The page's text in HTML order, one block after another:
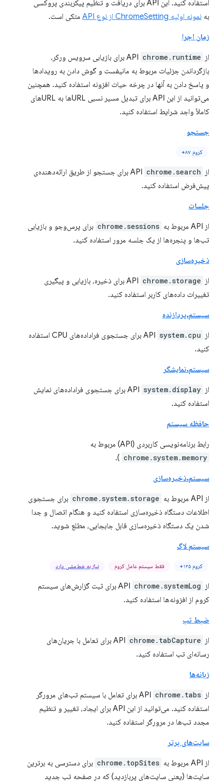
استفاده کنید. این API برای دریافت و تنظیم پیکربندی پروکسی
به نمونه اولیه ChromeSetting از نوع API متکی است.
زمان اجرا
از API chrome.runtime
برای بازیابی سرویس ورکر،
بازگرداندن جزئیات مربوط به مانیفست و گوش دادن به رویدادها
و پاسخ دادن به آنها در چرخه حیات افزونه استفاده کنید. همچنین
می‌توانید از این API برای تبدیل مسیر نسبی URLها به URLهای
کاملاً واجد شرایط استفاده کنید.
جستجو
کروم ۸۷+
از API chrome.search
برای جستجو از طریق ارائه‌دهنده‌ی
پیش‌فرض استفاده کنید.
جلسات
از API مربوط به chrome.sessions برای پرس‌وجو و بازیابی
تب‌ها و پنجره‌ها از یک جلسه مرور استفاده کنید.
ذخیره‌سازی
از API chrome.storage
برای ذخیره، بازیابی و پیگیری
تغییرات داده‌های کاربر استفاده کنید.
سیستم.پردازنده
از API system.cpu
برای جستجوی فراداده‌های CPU استفاده
کنید.
سیستم.نمایشگر
از API system.display
برای جستجوی فراداده‌های نمایش
استفاده کنید.
حافظه سیستم
رابط برنامه‌نویسی کاربردی (API) مربوط به
chrome.system.memory
).
سیستم.ذخیره‌سازی
از API مربوط به chrome.system.storage برای جستجوی
اطلاعات دستگاه ذخیره‌سازی استفاده کنید و هنگام اتصال و جدا
شدن یک دستگاه ذخیره‌سازی قابل جابجایی، مطلع شوید.
سیستم لاگ
کروم ۱۲۵+ فقط سیستم عامل کروم نیاز به خط‌مشی دارد
از API chrome.systemLog
برای ثبت گزارش‌های سیستم
کروم از افزونه‌ها استفاده کنید.
ضبط تب
از API chrome.tabCapture
برای تعامل با جریان‌های
رسانه‌ای تب استفاده کنید.
زبانه‌ها
از API chrome.tabs
برای تعامل با سیستم تب‌های مرورگر
استفاده کنید. می‌توانید از این API برای ایجاد، تغییر و تنظیم
مجدد تب‌ها در مرورگر استفاده کنید.
سایت‌های برتر
از API مربوط به chrome.topSites برای دسترسی به برترین
سایت‌ها (یعنی سایت‌های پربازدید) که در صفحه تب جدید